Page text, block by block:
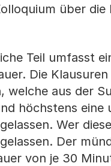
über
Teil umfasst
Die
welche aus der
höchstens
Wer
Der
von je 30